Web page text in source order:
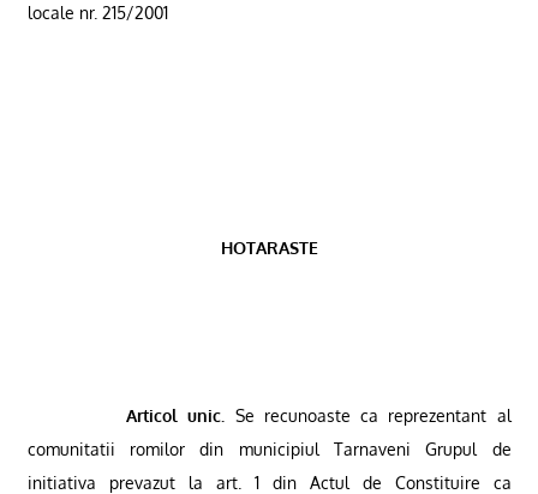
locale nr. 215/2001
HOTARASTE
Articol unic.
Se recunoaste ca reprezentant al
comunitatii romilor din municipiul Tarnaveni Grupul de
initiativa prevazut la art. 1 din Actul de Constituire ca